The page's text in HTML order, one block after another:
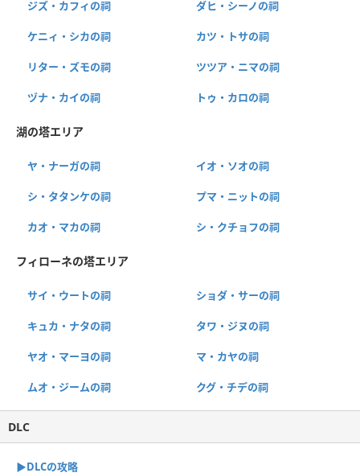
ジズ・カフィの祠 ダヒ・シーノの祠
ケニィ・シカの祠 カツ・トサの祠
リター・ズモの祠 ツツア・ニマの祠
ヅナ・カイの祠 トゥ・カロの祠
湖の塔エリア
ヤ・ナーガの祠 イオ・ソオの祠
シ・タタンケの祠 プマ・ニットの祠
カオ・マカの祠 シ・クチョフの祠
フィローネの塔エリア
サイ・ウートの祠 ショダ・サーの祠
キュカ・ナタの祠 タワ・ジヌの祠
ヤオ・マーヨの祠 マ・カヤの祠
ムオ・ジームの祠 クグ・チデの祠
DLC
▶︎DLCの攻略